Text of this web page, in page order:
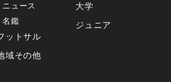
ニュース
名鑑
ットサル
域その他
大学
ジュニア